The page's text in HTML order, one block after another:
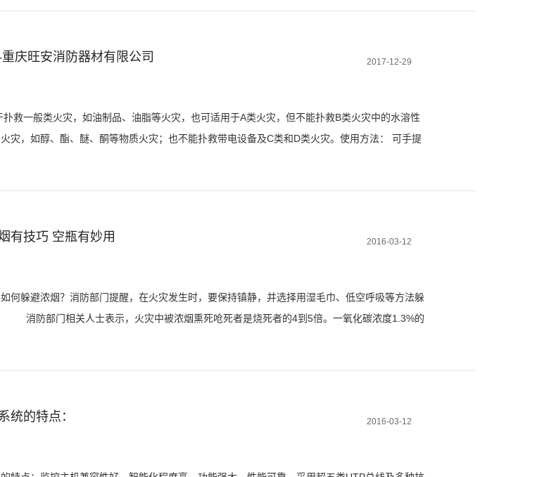
庆旺安消防器材有限公司 2017-12-29
救一般类火灾，如油制品、油脂等火灾，也可适用于A类火灾，但不能扑救B类火灾中的水溶性
灾，如醇、酯、醚、酮等物质火灾；也不能扑救带电设备及C类和D类火灾。使用方法： 可手提
有技巧 空瓶有妙用 2016-03-12
何躲避浓烟？消防部门提醒，在火灾发生时，要保持镇静，并选择用湿毛巾、低空呼吸等方法躲
消防部门相关人士表示，火灾中被浓烟熏死呛死者是烧死者的4到5倍。一氧化碳浓度1.3%的
统的特点： 2016-03-12